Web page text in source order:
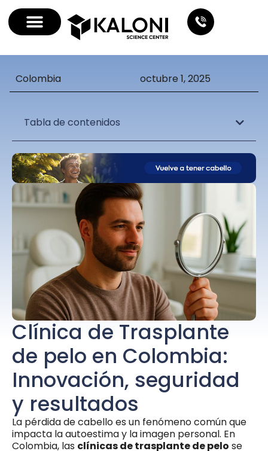
Colombia octubre 1, 2025
Tabla de contenidos
Clínica de Trasplante
de pelo en Colombia:
Innovación, seguridad
y resultados
La pérdida de cabello es un fenómeno común que
impacta la autoestima y la imagen personal. En
Colombia, las clínicas de trasplante de pelo se